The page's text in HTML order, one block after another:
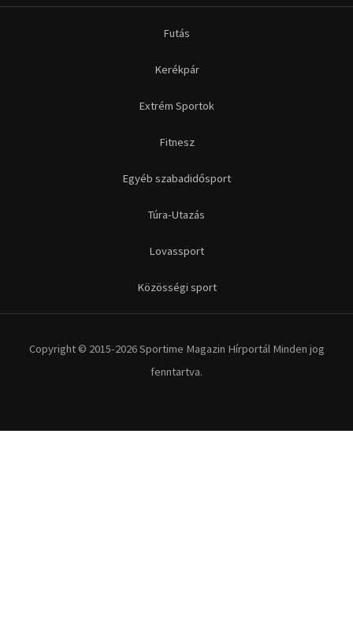
Futás
Kerékpár
Extrém Sportok
Fitnesz
Egyéb szabadidősport
Túra-Utazás
Lovassport
Közösségi sport
Copyright © 2015-2026 Sportime Magazin Hírportál Minden jog
fenntartva.